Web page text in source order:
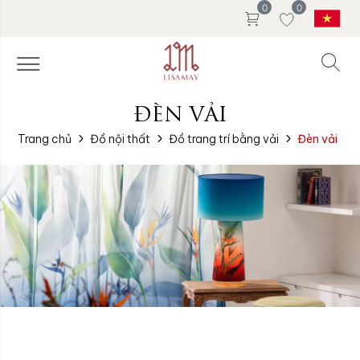
0
0
ĐÈN VẢI
Trang chủ Đồ nội thất Đồ trang trí bằng vải Đèn vải